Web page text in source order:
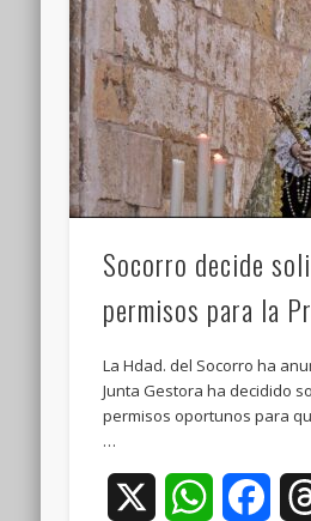
Socorro decide
permisos para la
La Hdad. del Socorro ha
Junta Gestora ha decidido
permisos oportunos para
…
WhatsApp